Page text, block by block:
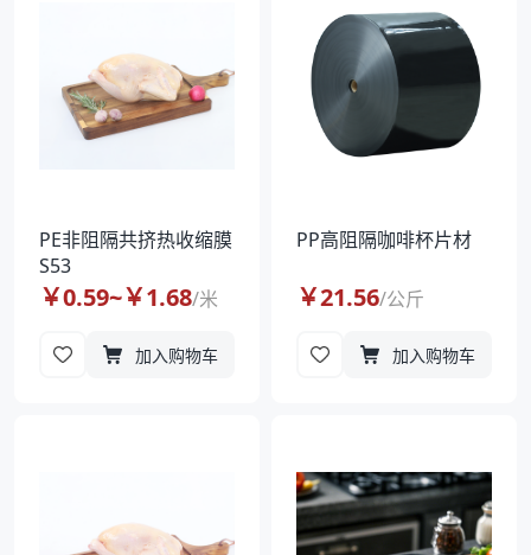
PE非阻隔共挤热收缩膜
S53
￥0.59~￥1.68/米
加入购物车
PP高阻隔咖啡杯片材
￥21.56/公斤
加入购物车